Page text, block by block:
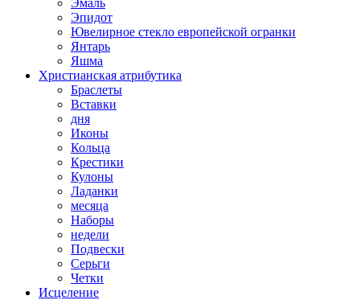
Эмаль
Эпидот
Ювелирное стекло европейской огранки
Янтарь
Яшма
Христианская атрибутика
Браслеты
Вставки
дня
Иконы
Кольца
Крестики
Кулоны
Ладанки
месяца
Наборы
недели
Подвески
Серьги
Четки
Исцеление